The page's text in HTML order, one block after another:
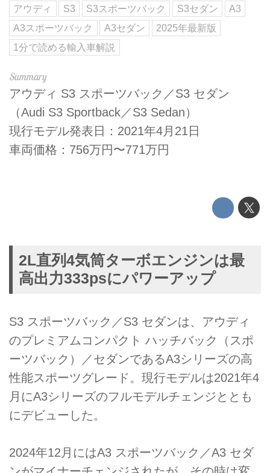
アウディ S3 S3スポーツバック S3セダン
A3
A3スポーツバック
A3セダン
2025年最新版
1分で読める輸入車解説
アウディ S3 スポーツバック／S3 セダン
（Audi S3 Sportback／S3 Sedan）
現行モデル発表日：2021年4月21日
車両価格：756万円〜771万円
2L直列4気筒ターボエンジンは最
高出力333psにパワーアップ
S3 スポーツバック／S3 セダンは、アウディ
のプレミアムコンパクト ハッチバック（スポ
ーツバック）／セダンであるA3シリーズの高
性能スポーツグレード。現行モデルは2021年4
月にA3シリーズのフルモデルチェンジととも
にデビューした。
2024年12月にはA3 スポーツバック／A3 セダ